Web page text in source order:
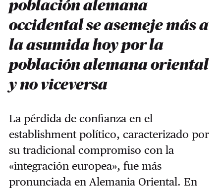
población alemana
occidental se asemeje más a
la asumida hoy por la
población alemana oriental
y no viceversa
La pérdida de confianza en el
establishment político, caracterizado por
su tradicional compromiso con la
«integración europea», fue más
pronunciada en Alemania Oriental. En